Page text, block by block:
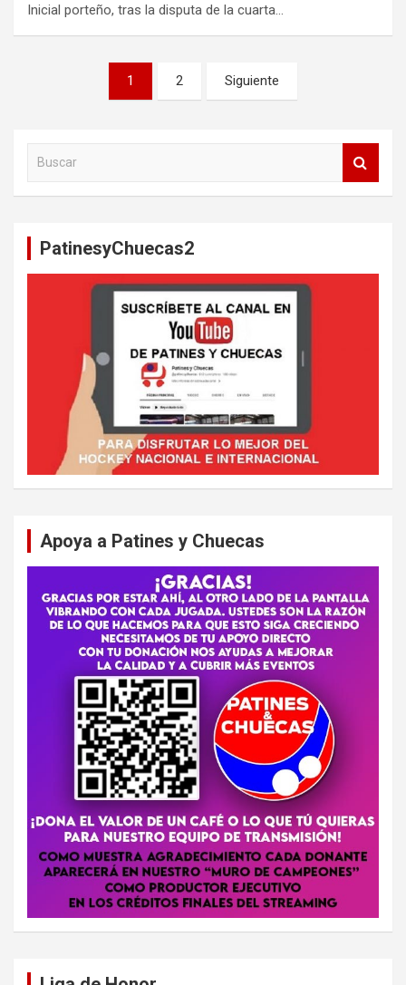
Inicial porteño, tras la disputa de la cuarta…
1 2 Siguiente
PatinesyChuecas2
Apoya a Patines y Chuecas